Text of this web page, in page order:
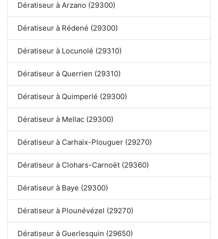
Dératiseur à Arzano (29300)
Dératiseur à Rédené (29300)
Dératiseur à Locunolé (29310)
Dératiseur à Querrien (29310)
Dératiseur à Quimperlé (29300)
Dératiseur à Mellac (29300)
Dératiseur à Carhaix-Plouguer (29270)
Dératiseur à Clohars-Carnoët (29360)
Dératiseur à Baye (29300)
Dératiseur à Plounévézel (29270)
Dératiseur à Guerlesquin (29650)